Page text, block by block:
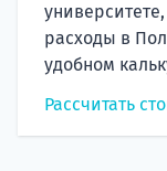
расходы в
удобном
Рассчитать